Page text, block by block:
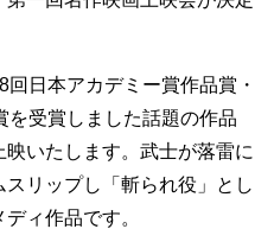
日本アカデミー賞作品賞・
を受賞しました話題の作品
いたします。武士が落雷に
リップし「斬られ役」とし
ィ作品です。